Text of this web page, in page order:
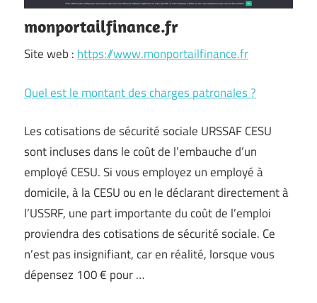
monportailfinance.fr
Site web :https://www.monportailfinance.fr
Quel est le montant des charges patronales ?
Les cotisations de sécurité sociale URSSAF CESU
sont incluses dans le coût de l’embauche d’un
employé CESU. Si vous employez un employé à
domicile, à la CESU ou en le déclarant directement à
l’USSRF, une part importante du coût de l’emploi
proviendra des cotisations de sécurité sociale. Ce
n’est pas insignifiant, car en réalité, lorsque vous
dépensez 100 € pour …